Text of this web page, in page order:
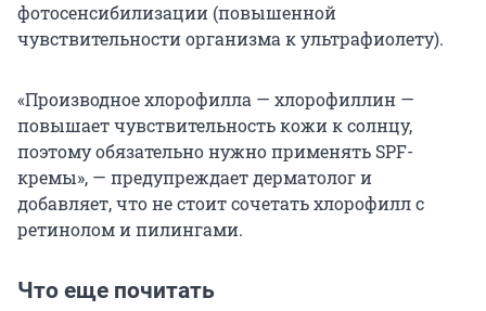
фотосенсибилизации (повышенной
чувствительности организма к ультрафиолету).
«Производное хлорофилла — хлорофиллин —
повышает чувствительность кожи к солнцу,
поэтому обязательно нужно применять SPF-
кремы», — предупреждает дерматолог и
добавляет, что не стоит сочетать хлорофилл с
ретинолом и пилингами.
Что еще почитать